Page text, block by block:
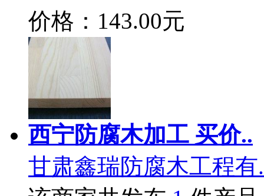
价格：143.00元
西宁防腐木加工 买价..
甘肃鑫瑞防腐木工程有